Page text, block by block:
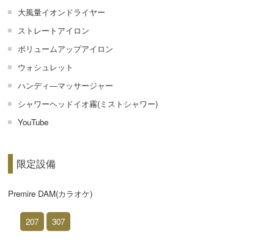
大風量イオンドライヤー
ストレートアイロン
ボリュームアップアイロン
ウォシュレット
ハンディ―マッサージャー
シャワーヘッドイオ霧(ミストシャワー)
YouTube
限定設備
Premire DAM(カラオケ)
207 307